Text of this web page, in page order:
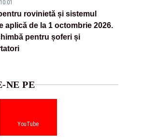
rovinietă și sistemul
aplică de la 1 octombrie 2026.
pentru șoferi și
NE PE
YouTube